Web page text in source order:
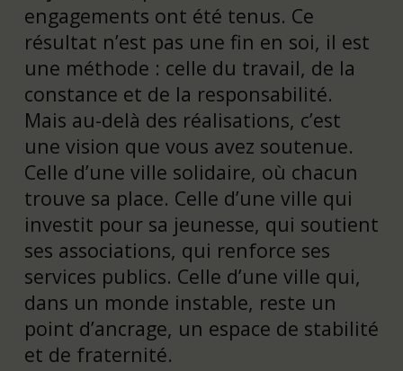
engagements ont été tenus. Ce
résultat n’est pas une fin en soi, il est
une méthode : celle du travail, de la
constance et de la responsabilité.
Mais au-delà des réalisations, c’est
une vision que vous avez soutenue.
Celle d’une ville solidaire, où chacun
trouve sa place. Celle d’une ville qui
investit pour sa jeunesse, qui soutient
ses associations, qui renforce ses
services publics. Celle d’une ville qui,
dans un monde instable, reste un
point d’ancrage, un espace de stabilité
et de fraternité.